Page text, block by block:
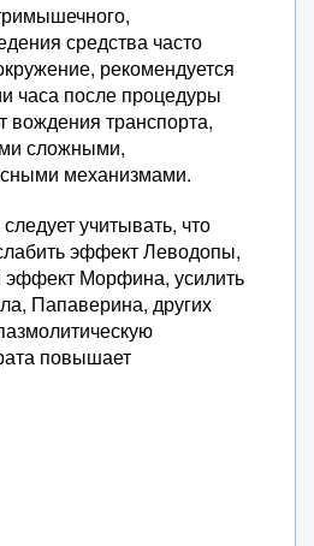
средства часто
рекомендуется
часа после процедуры
вождения транспорта,
сложными,
механизмами.
учитывать, что
эффект Леводопы,
эффект Морфина, усилить
Папаверина, других
повышает